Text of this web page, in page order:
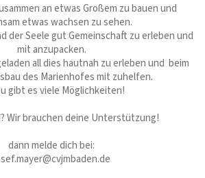
an etwas Großem zu bauen und
etwas wachsen zu sehen.
der Seele gut Gemeinschaft zu erleben und
mit anzupacken.
all dies hautnah zu erleben und beim
des Marienhofes mit zuhelfen.
gibt es viele Möglichkeiten!
Wir brauchen deine Unterstützung!
dann melde dich bei: